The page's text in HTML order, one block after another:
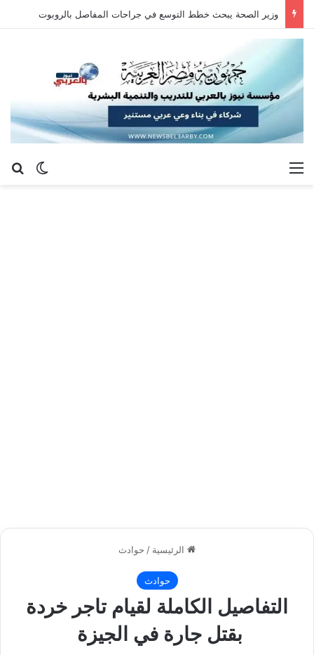
وزير الصحة يبحث خطط التوسع في جراحات المفاصل بالروبوت
الوضع القائمة
الرئيسية / حوادث
حوادث
التفاصيل الكاملة لقيام تاجر خردة
بقتل جارة في الجيزة